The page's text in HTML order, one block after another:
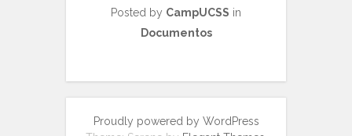
Posted by CampUCSS in
Documentos
Proudly powered by WordPress